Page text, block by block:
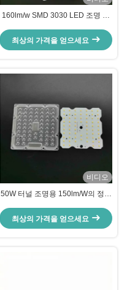
160lm/w SMD 3030 LED 조명 모
LED 가로등 개조 키트
최상의 가격을 얻으세요
비디오
50W 터널 조명용 150lm/W의 정사
키트
최상의 가격을 얻으세요